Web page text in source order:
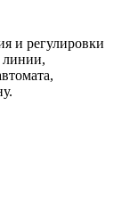
и регулировки
линии,